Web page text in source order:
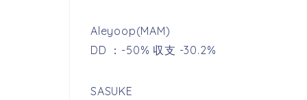
Aleyoop(MAM)
DD ：-50% 収支 -30.2%
SASUKE